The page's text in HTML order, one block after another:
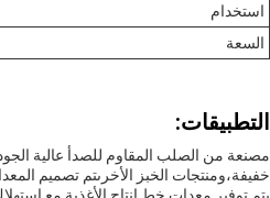
استخدام
السعة
التطبيقات:
مصنعة من الصلب المقاوم للصدأ عالية
خفيفة،ومنتجات الخبز الأخرىتم تصميم